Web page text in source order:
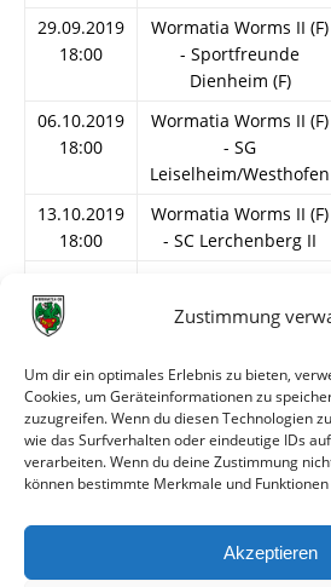
Zustimmung
Um dir ein optimales Erlebnis zu bieten,
Cookies, um Geräteinformationen zu
zuzugreifen. Wenn du diesen Technologien
wie das Surfverhalten oder eindeutige IDs
verarbeiten. Wenn du deine Zustimmung
können bestimmte Merkmale und
Akzeptieren
29.09.2019
18:00
Wormatia Worms II (F)
- Sportfreunde
Dienheim (F)
06.10.2019
18:00
Wormatia Worms II (F)
- SG
Leiselheim/Westhofen
13.10.2019
18:00
Wormatia Worms II (F)
- SC Lerchenberg II
13:30
Wormatia Worms II (F)
18:00
- SV Bretzenheim II
03.11.2019
13:00
SV 1919 Ober-Olm II -
Wormatia Worms II (F)
10.11.2019
Wormatia Worms II (F)
Wormatia Worms II (F)